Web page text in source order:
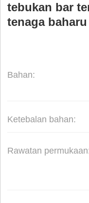
tebukan bar
tenaga
Bahan:
Ketebalan bahan:
Rawatan